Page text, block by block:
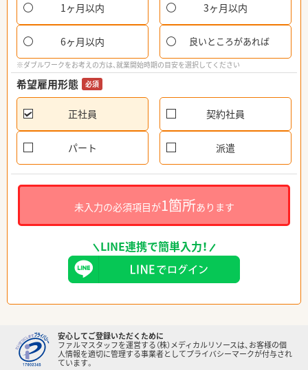
1ヶ月以内 3ヶ月以内
6ヶ月以内 良いところがあれば
※ダブルワークをお考えの方は、就業開始時期の目安を選択してください
希望雇用形態 必須
正社員 契約社員
パート 派遣
未入力の必須項目が1箇所あります
LINE連携で簡単入力！
安心してご登録いただくために
ファルマスタッフを運営する（株）メディカルリソースは、お客様の個
人情報を適切に管理する事業者としてプライバシーマークが付与され
ています。